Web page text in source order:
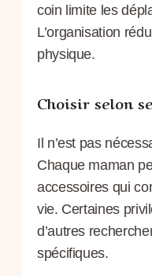
coin limite les
L’organisation
physique.
Choisir selon
Il n’est pas
Chaque maman
accessoires qui
vie. Certaines
d’autres
spécifiques.